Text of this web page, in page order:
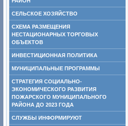
СЕЛЬСКОЕ ХОЗЯЙСТВО
СХЕМА РАЗМЕЩЕНИЯ
НЕСТАЦИОНАРНЫХ ТОРГОВЫХ
ОБЪЕКТОВ
ИНВЕСТИЦИОННАЯ ПОЛИТИКА
МУНИЦИПАЛЬНЫЕ ПРОГРАММЫ
СТРАТЕГИЯ СОЦИАЛЬНО-
ЭКОНОМИЧЕСКОГО РАЗВИТИЯ
ПОЖАРСКОГО МУНИЦИПАЛЬНОГО
РАЙОНА ДО 2023 ГОДА
СЛУЖБЫ ИНФОРМИРУЮТ